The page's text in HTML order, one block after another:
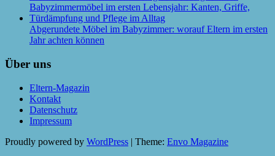
Abgerundete Möbel im Babyzimmer: worauf Eltern im ersten
Jahr achten können
Über uns
Eltern-Magazin
Kontakt
Datenschutz
Impressum
Proudly powered by WordPress | Theme: Envo Magazine